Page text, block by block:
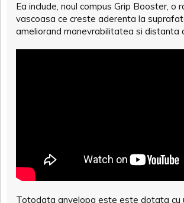
Ea include, noul compus Grip Booster, o
vascoasa ce creste aderenta la
ameliorand manevrabilitatea si distanta
Totodata anvelopa este este dotata cu